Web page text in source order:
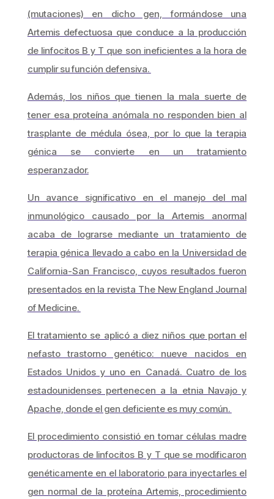
(mutaciones) en dicho gen, formándose una
Artemis defectuosa que conduce a la producción
de linfocitos B y T que son ineficientes a la hora de
cumplir su función defensiva.
Además, los niños que tienen la mala suerte de
tener esa proteína anómala no responden bien al
trasplante de médula ósea, por lo que la terapia
génica se convierte en un tratamiento
esperanzador.
Un avance significativo en el manejo del mal
inmunológico causado por la Artemis anormal
acaba de lograrse mediante un tratamiento de
terapia génica llevado a cabo en la Universidad de
California-San Francisco, cuyos resultados fueron
presentados en la revista The New England Journal
of Medicine.
El tratamiento se aplicó a diez niños que portan el
nefasto trastorno genético: nueve nacidos en
Estados Unidos y uno en Canadá. Cuatro de los
estadounidenses pertenecen a la etnia Navajo y
Apache, donde el gen deficiente es muy común.
El procedimiento consistió en tomar células madre
productoras de linfocitos B y T que se modificaron
genéticamente en el laboratorio para inyectarles el
gen normal de la proteína Artemis, procedimiento